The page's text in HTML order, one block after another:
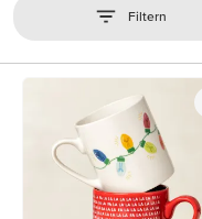
Filtern